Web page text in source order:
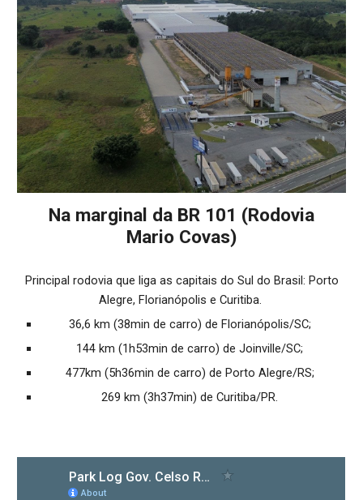
Na marginal da BR 101 (Rodovia
Mario Covas)
Principal rodovia que liga as capitais do Sul do Brasil: Porto
Alegre, Florianópolis e Curitiba.
36,6 km (38min de carro) de Florianópolis/SC;
144 km (1h53min de carro) de Joinville/SC;
477km (5h36min de carro) de Porto Alegre/RS;
269 km (3h37min) de Curitiba/PR.